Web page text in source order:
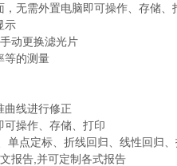
无需外置电脑即可操作、存储、
示
动更换滤光片
等的测量
曲线进行修正
操作、存储、打印
单点定标、折线回归、线性回归
报告,并可定制各式报告